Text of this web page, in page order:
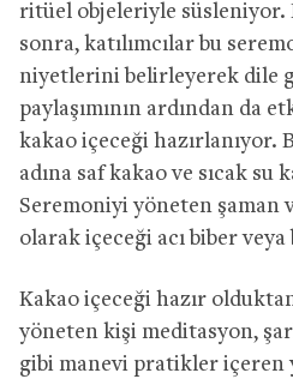
ritüel objeleriyle süsleniyor.
sonra, katılımcılar bu
niyetlerini belirleyerek dile
paylaşımının ardından da
kakao içeceği hazırlanıyor.
adına saf kakao ve sıcak su
Seremoniyi yöneten şaman
olarak içeceği acı biber
Kakao içeceği hazır
yöneten kişi meditasyon,
gibi manevi pratikler içeren